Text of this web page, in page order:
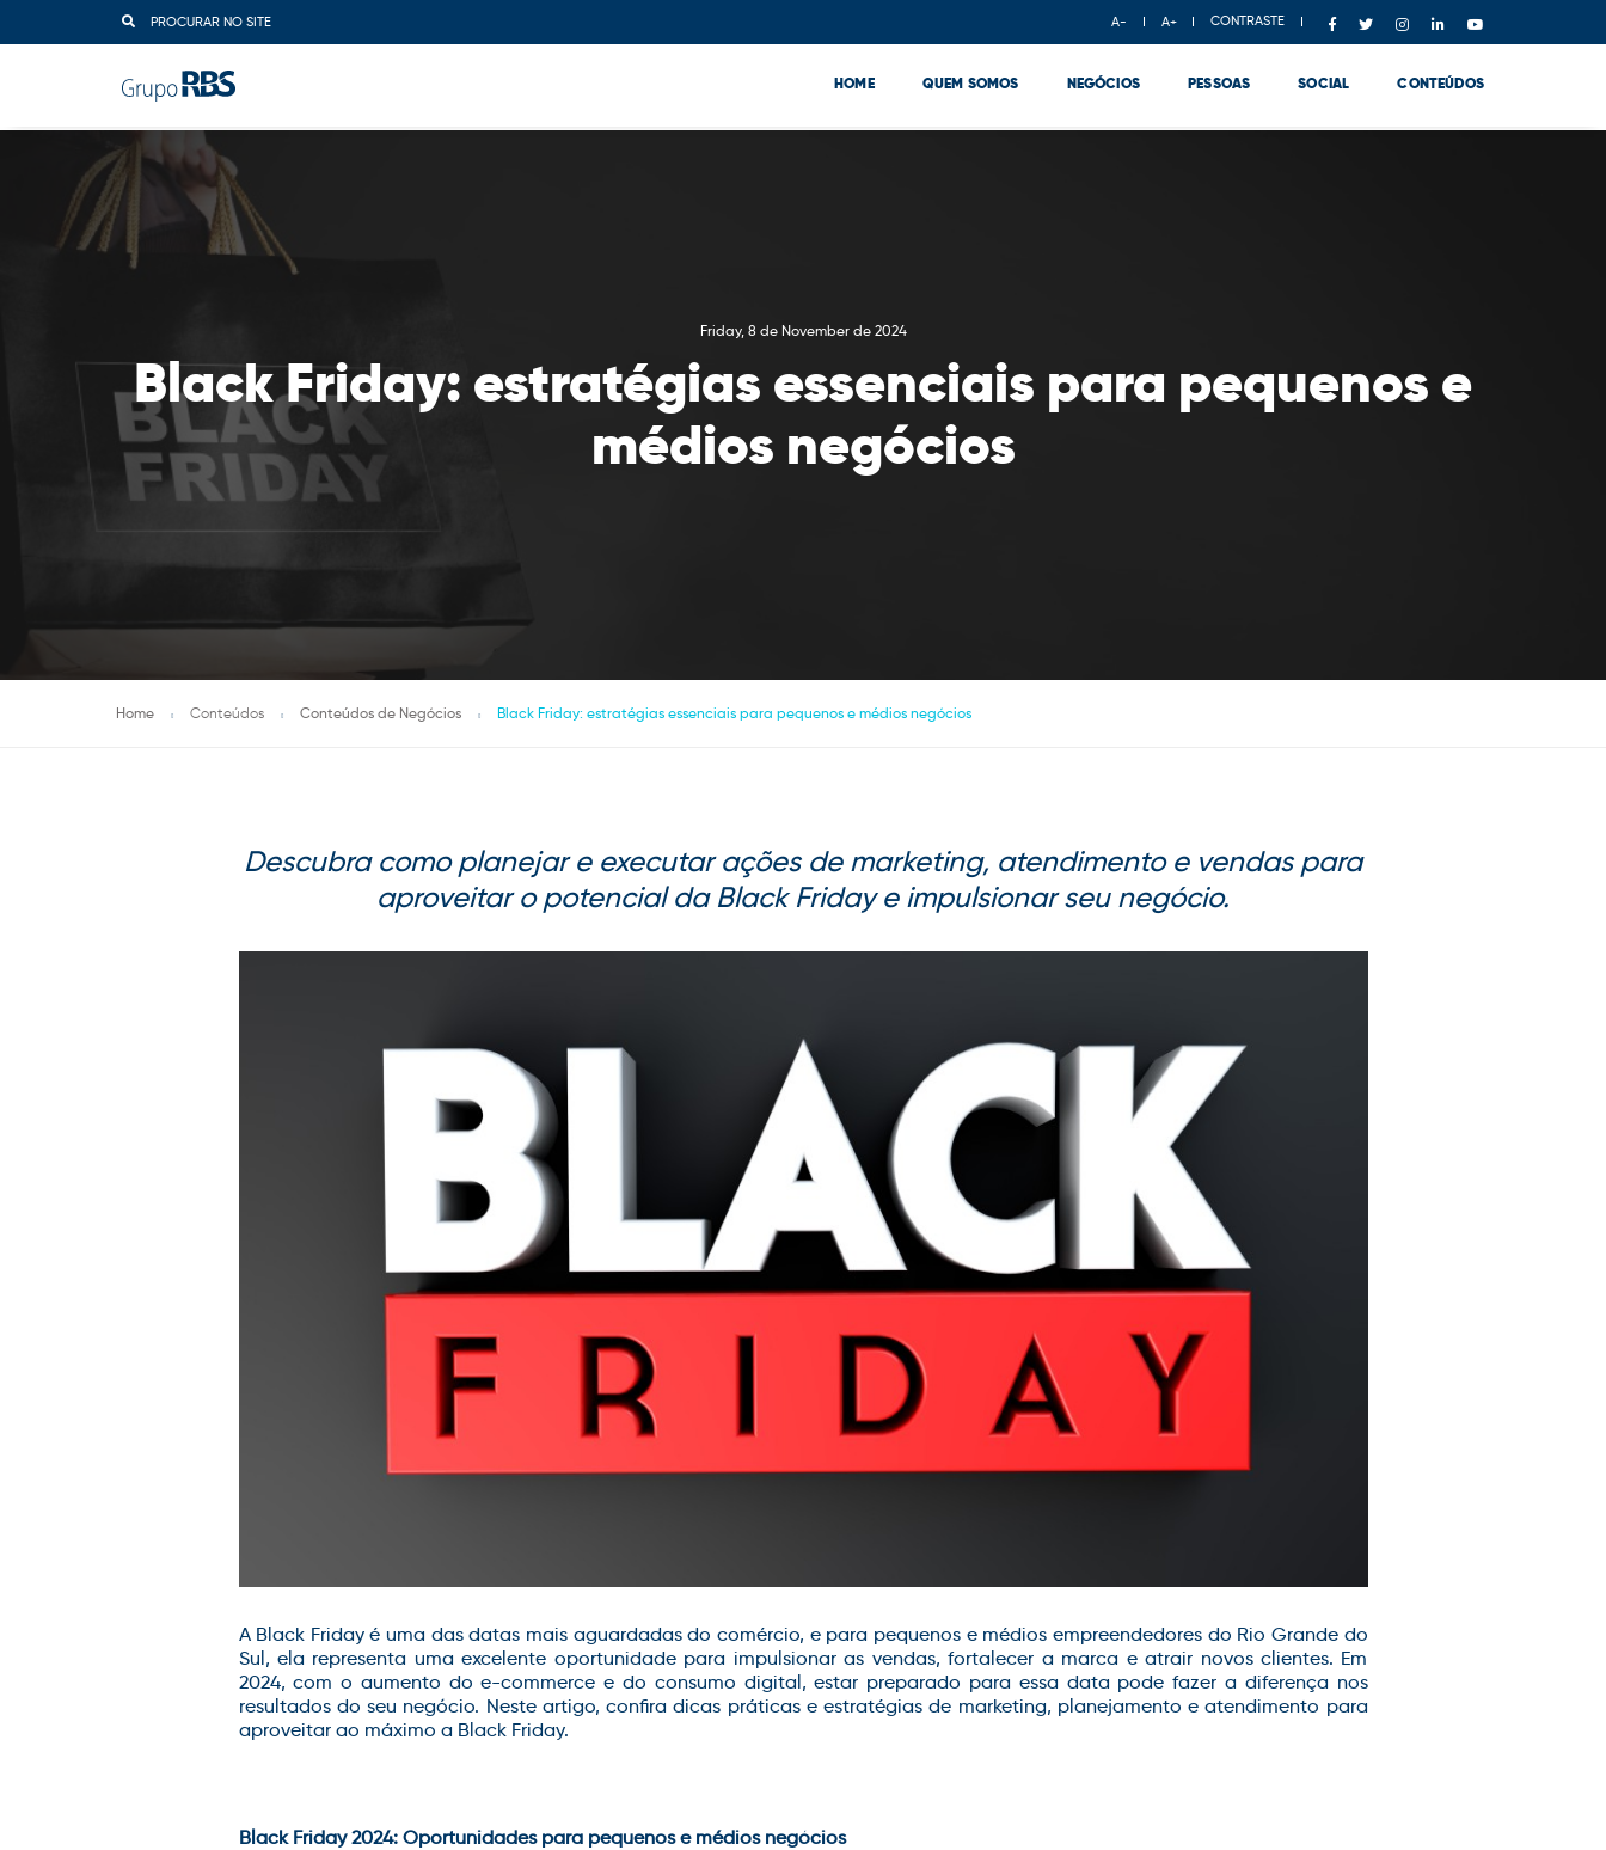
PROCURAR NO SITE A- A+ CONTRASTE
HOME QUEM SOMOS NEGÓCIOS PESSOAS SOCIAL CONTEÚDOS
Friday, 8 de November de 2024
Black Friday: estratégias essenciais para pequenos e
médios negócios
Home Conteúdos Conteúdos de Negócios Black Friday: estratégias essenciais para pequenos e médios negócios
Descubra como planejar e executar ações de marketing, atendimento e vendas para
aproveitar o potencial da Black Friday e impulsionar seu negócio.
A Black Friday é uma das datas mais aguardadas do comércio, e para pequenos e médios empreendedores do Rio Grande do
Sul, ela representa uma excelente oportunidade para impulsionar as vendas, fortalecer a marca e atrair novos clientes. Em
2024, com o aumento do e-commerce e do consumo digital, estar preparado para essa data pode fazer a diferença nos
resultados do seu negócio. Neste artigo, confira dicas práticas e estratégias de marketing, planejamento e atendimento para
aproveitar ao máximo a Black Friday.
Black Friday 2024: Oportunidades para pequenos e médios negócios